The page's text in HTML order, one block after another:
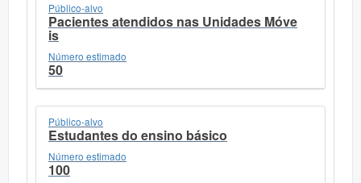
Público-alvo
Pacientes atendidos nas Unidades Móve
is
Número estimado
50
Público-alvo
Estudantes do ensino básico
Número estimado
100